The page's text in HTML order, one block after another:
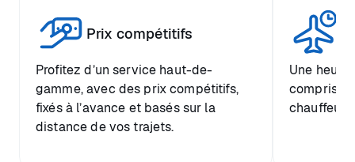
Prix compétitifs
Profitez d’un service haut-de-
gamme, avec des prix compétitifs,
fixés à l’avance et basés sur la
distance de vos trajets.
Une heure
comprise
chauffeur.